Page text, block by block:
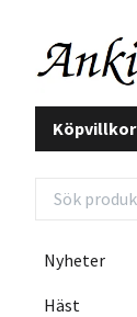
Köpvillkor
Nyheter
Häst